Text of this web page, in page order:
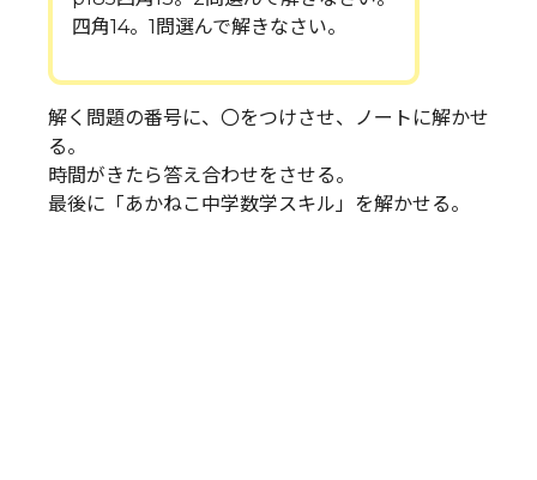
四角14。1問選んで解きなさい。
解く問題の番号に、〇をつけさせ、ノートに解かせ
る。
時間がきたら答え合わせをさせる。
最後に「あかねこ中学数学スキル」を解かせる。